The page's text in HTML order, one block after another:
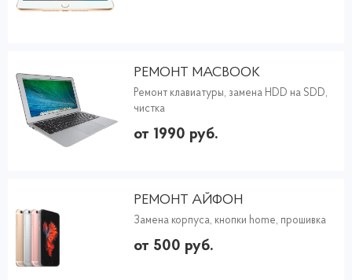
РЕМОНТ MACBOOK
Ремонт клавиатуры, замена HDD на SDD,
чистка
от 1990 руб.
РЕМОНТ АЙФОН
Замена корпуса, кнопки home, прошивка
от 500 руб.